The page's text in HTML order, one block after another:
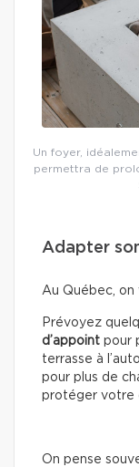
Un foyer,
permettra de
Adapter
Au Québec, on
Prévoyez
d’appoint pour
terrasse à
pour plus de
protéger votre
On pense